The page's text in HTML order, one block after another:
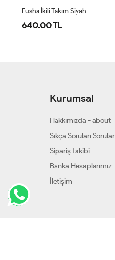
Bonita Kimonalı İkili Takım Siyah
640.00 TL
Kurumsal
Hakkımızda - about
Sıkça Sorulan Sorular
Sipariş Takibi
Banka Hesaplarımız
İletişim